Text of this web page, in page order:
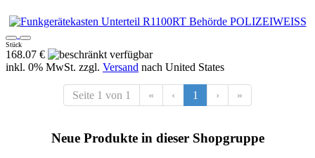
Stück
168.07 €
inkl. 0% MwSt. zzgl. Versand nach United States
Seite 1 von 1 « ‹ 1 › »
Neue Produkte in dieser Shopgruppe